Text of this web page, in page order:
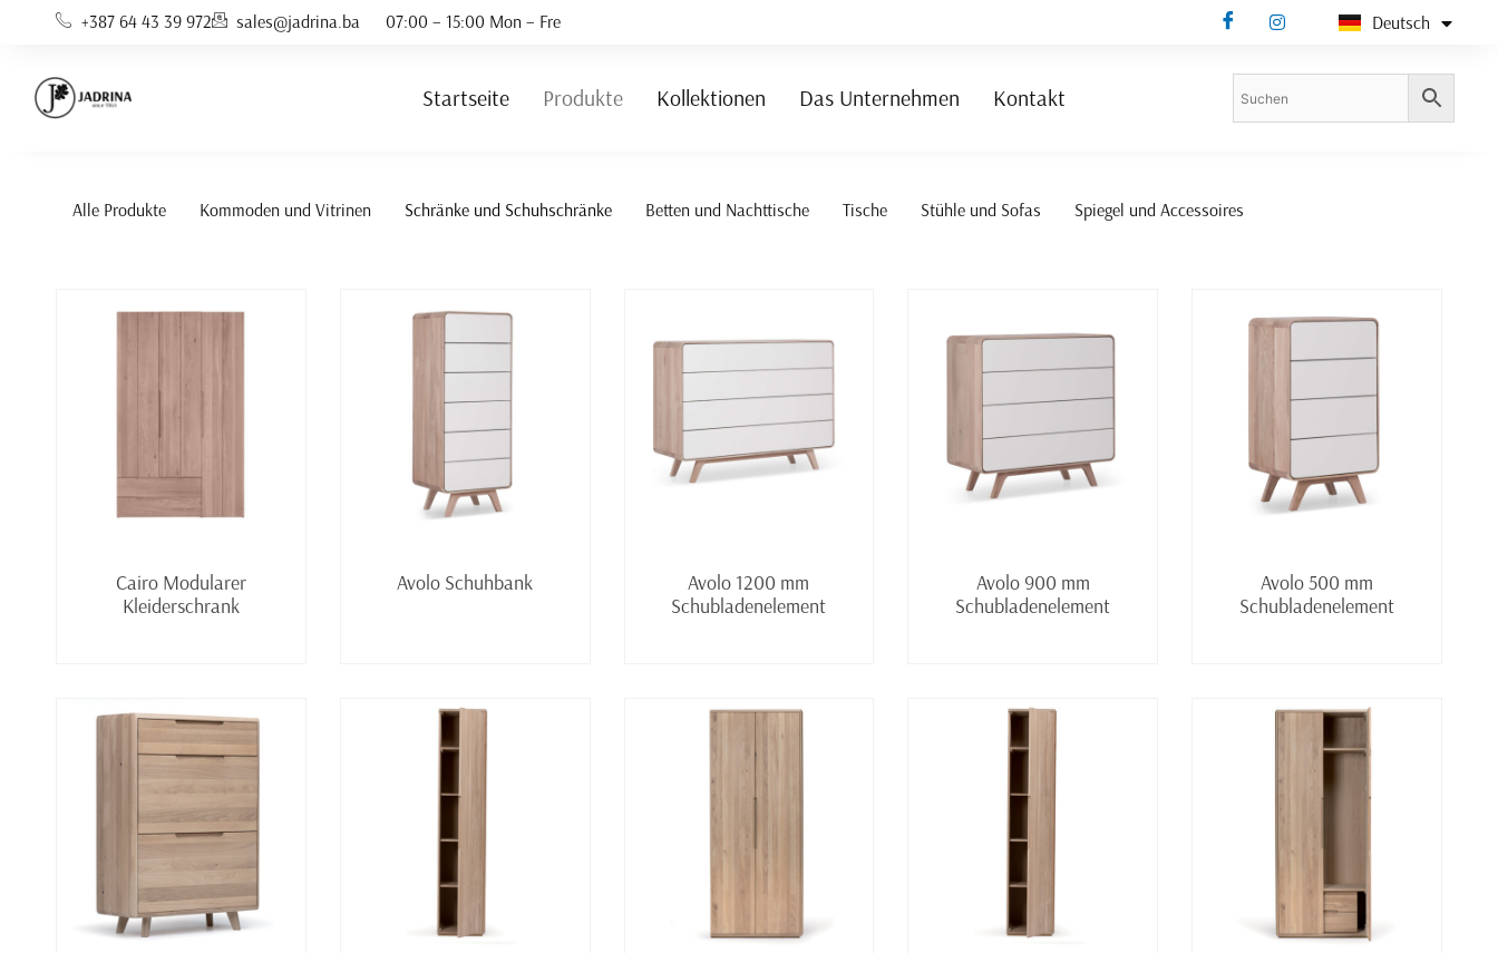
+387 64 43 39 972 sales@jadrina.ba 07:00 – 15:00 Mon – Fre Deutsch
Bosanski
Startseite Produkte Kollektionen Das Unternehmen Kontakt
Alle Produkte Kommoden und Vitrinen Schränke und Schuhschränke Betten und Nachttische Tische Stühle und Sofas Spiegel und Accessoires
Cairo Modularer
Kleiderschrank
Avolo Schuhbank
Avolo 1200 mm
Schubladenelement
Avolo 900 mm
Schubladenelement
Avolo 500 mm
Schubladenelement